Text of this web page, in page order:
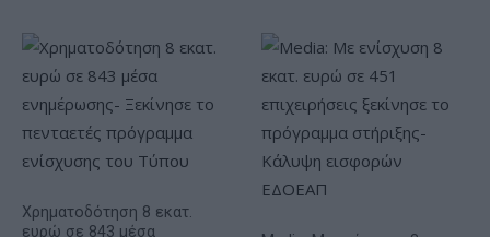
Χρηματοδότηση 8 εκατ.
ευρώ σε 843 μέσα